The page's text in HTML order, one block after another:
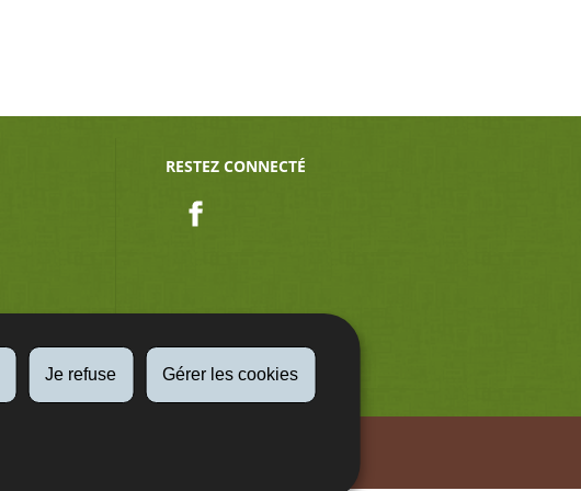
Je refuse Gérer les cookies
RESTEZ CONNECTÉ